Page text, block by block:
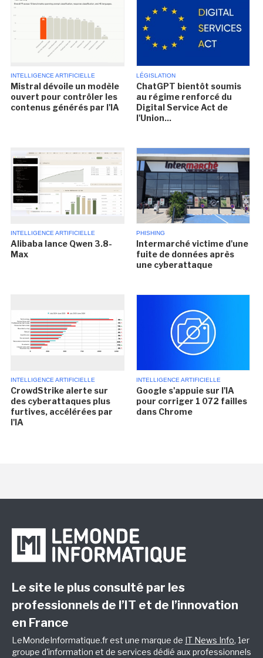
INTELLIGENCE ARTIFICIELLE
Mistral dévoile un modèle
ouvert pour contrôler les
contenus générés par l'IA
LÉGISLATION
ChatGPT bientôt soumis
au régime renforcé du
Digital Service Act de
l'Union...
INTELLIGENCE ARTIFICIELLE
Alibaba lance Qwen 3.8-
Max
PHISHING
Intermarché victime d'une
fuite de données après
une cyberattaque
INTELLIGENCE ARTIFICIELLE
CrowdStrike alerte sur
des cyberattaques plus
furtives, accélérées par
l'IA
INTELLIGENCE ARTIFICIELLE
Google s'appuie sur l'IA
pour corriger 1 072 failles
dans Chrome
Le site le plus consulté par les
professionnels de l’IT et de l’innovation
en France
LeMondeInformatique.fr est une marque de IT News Info, 1er
groupe d'information et de services dédié aux professionnels